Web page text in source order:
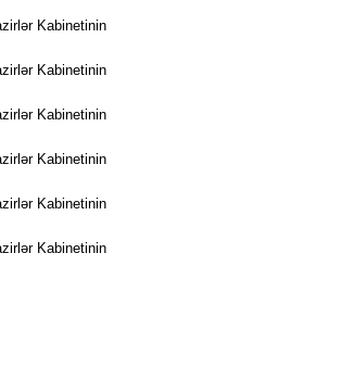
Kabinetinin
Kabinetinin
Kabinetinin
Kabinetinin
Kabinetinin
Kabinetinin